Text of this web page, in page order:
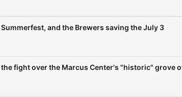
and the Brewers saving the July 3
fight over the Marcus Center's "historic" grove